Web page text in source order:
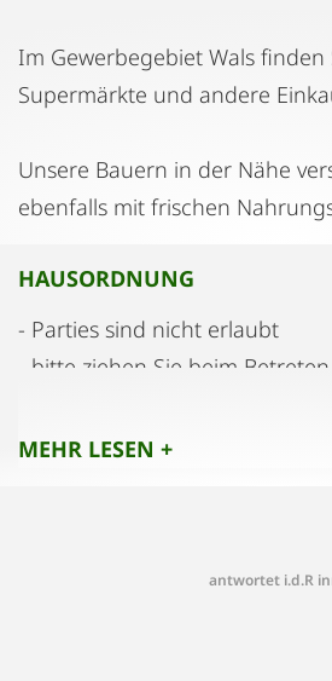
Im Gewerbegebiet Wals finden
Supermärkte und andere
Unsere Bauern in der Nähe
ebenfalls mit frischen
HAUSORDNUNG
- Parties sind nicht erlaubt
- bitte ziehen Sie beim
Feuchttücher! Auch wenn
- kommerzielles Filmen und
MEHR LESEN +
antwortet i.d.R